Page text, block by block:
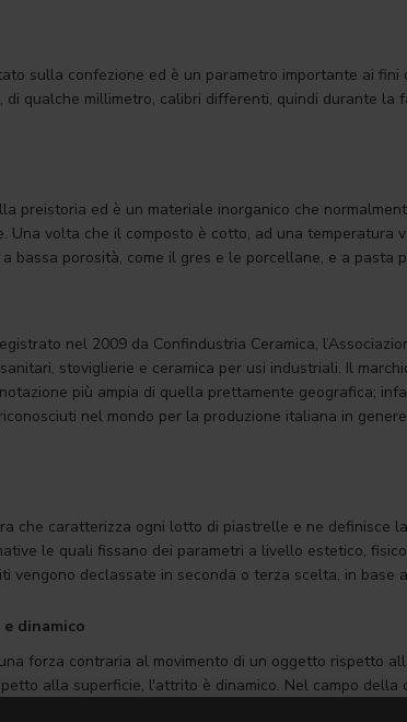
sulla confezione ed è un parametro importante ai
di qualche millimetro, calibri differenti, quindi durante
preistoria ed è un materiale inorganico che
Una volta che il composto è cotto, ad una
bassa porosità, come il gres e le porcellane, e a pasta
nel 2009 da Confindustria Ceramica,
stoviglierie e ceramica per usi industriali. Il
più ampia di quella prettamente geografica;
nel mondo per la produzione italiana in
che caratterizza ogni lotto di piastrelle e ne definisce
le quali fissano dei parametri a livello estetico,
vengono declassate in seconda o terza scelta, in
dinamico
forza contraria al movimento di un oggetto rispetto
alla superficie, l'attrito è dinamico. Nel campo
la capacità antiscivolo delle piastrelle.